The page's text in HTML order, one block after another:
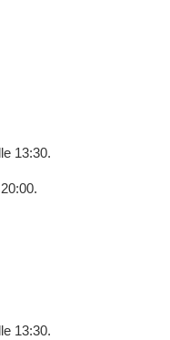
13:30.
13:30.